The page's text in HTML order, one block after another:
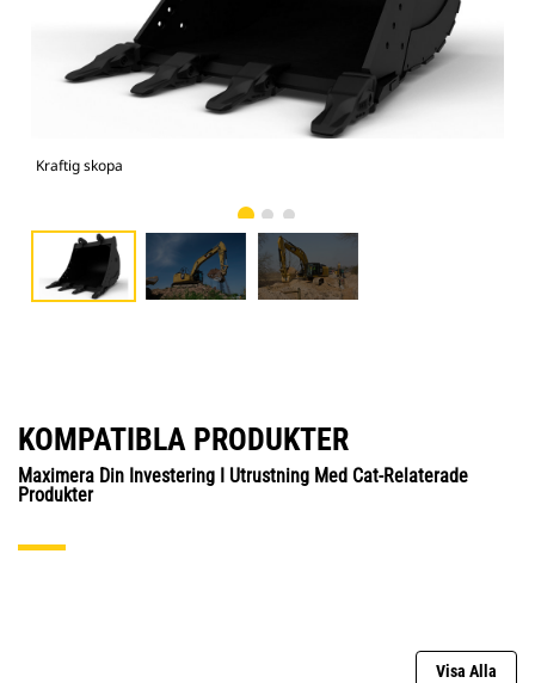
Kraftig skopa
KOMPATIBLA PRODUKTER
Maximera Din Investering I Utrustning Med Cat-Relaterade
Produkter
Visa Alla